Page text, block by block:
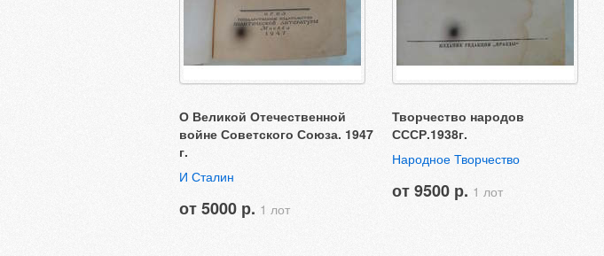
О Великой Отечественной
войне Советского Союза. 1947
г.
И Сталин
от 5000 р. 1 лот
Творчество народов
СССР.1938г.
Народное Творчество
от 9500 р. 1 лот